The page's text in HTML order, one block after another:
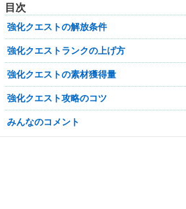
目次
強化クエストの解放条件
強化クエストランクの上げ方
強化クエストの素材獲得量
強化クエスト攻略のコツ
みんなのコメント